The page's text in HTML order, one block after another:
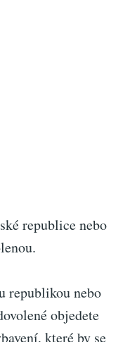
republice nebo
republikou nebo
objedete
které by se